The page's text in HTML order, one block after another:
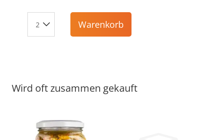
Warenkorb
Wird oft zusammen gekauft